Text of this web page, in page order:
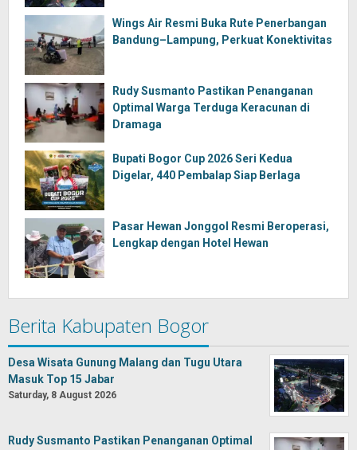
Wings Air Resmi Buka Rute Penerbangan
Bandung–Lampung, Perkuat Konektivitas
Rudy Susmanto Pastikan Penanganan
Optimal Warga Terduga Keracunan di
Dramaga
Bupati Bogor Cup 2026 Seri Kedua
Digelar, 440 Pembalap Siap Berlaga
Pasar Hewan Jonggol Resmi Beroperasi,
Lengkap dengan Hotel Hewan
Berita Kabupaten Bogor
Desa Wisata Gunung Malang dan Tugu Utara
Masuk Top 15 Jabar
Saturday, 8 August 2026
Rudy Susmanto Pastikan Penanganan Optimal